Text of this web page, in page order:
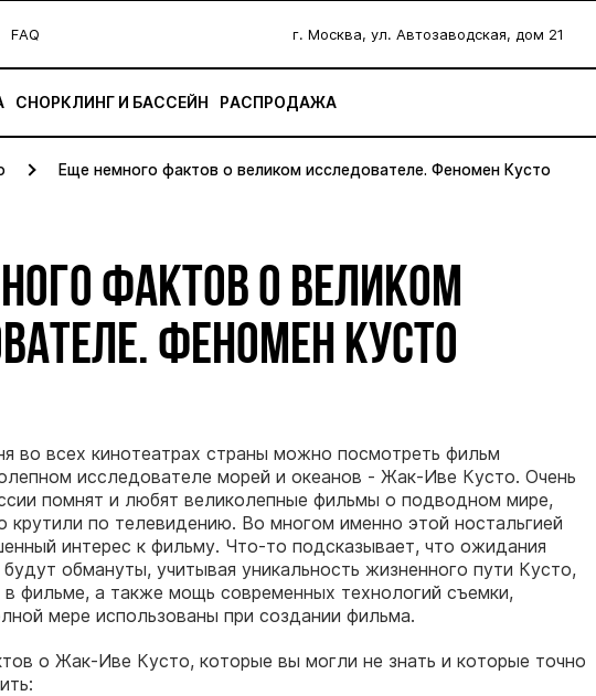
FAQ г. Москва, ул. Автозаводская, дом 21
СНОРКЛИНГ И БАССЕЙН РАСПРОДАЖА
Еще немного фактов о великом исследователе. Феномен Кусто
ФАКТОВ О ВЕЛИКОМ
ФЕНОМЕН КУСТО
во всех кинотеатрах страны можно посмотреть фильм
исследователе морей и океанов - Жак-Иве Кусто. Очень
помнят и любят великолепные фильмы о подводном мире,
крутили по телевидению. Во многом именно этой ностальгией
интерес к фильму. Что-то подсказывает, что ожидания
обмануты, учитывая уникальность жизненного пути Кусто,
фильме, а также мощь современных технологий съемки,
мере использованы при создании фильма.
о Жак-Иве Кусто, которые вы могли не знать и которые точно